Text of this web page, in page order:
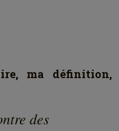
ma définition,
des